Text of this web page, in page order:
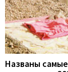
Названы